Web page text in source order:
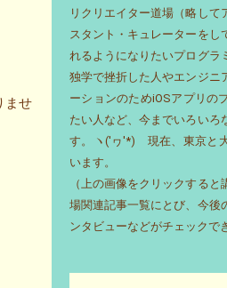
ませ
リクリエイター道場（略して
スタント・キュレーターをし
れるようになりたいプログラ
独学で挫折した人やエンジニ
ーションのためiOSアプリの
たい人など、今までいろいろ
す。ヽ('ヮ'*)ゝ現在、東京と
います。
（上の画像をクリックする
場関連記事一覧にとび、今後
ンタビューなどがチェックで